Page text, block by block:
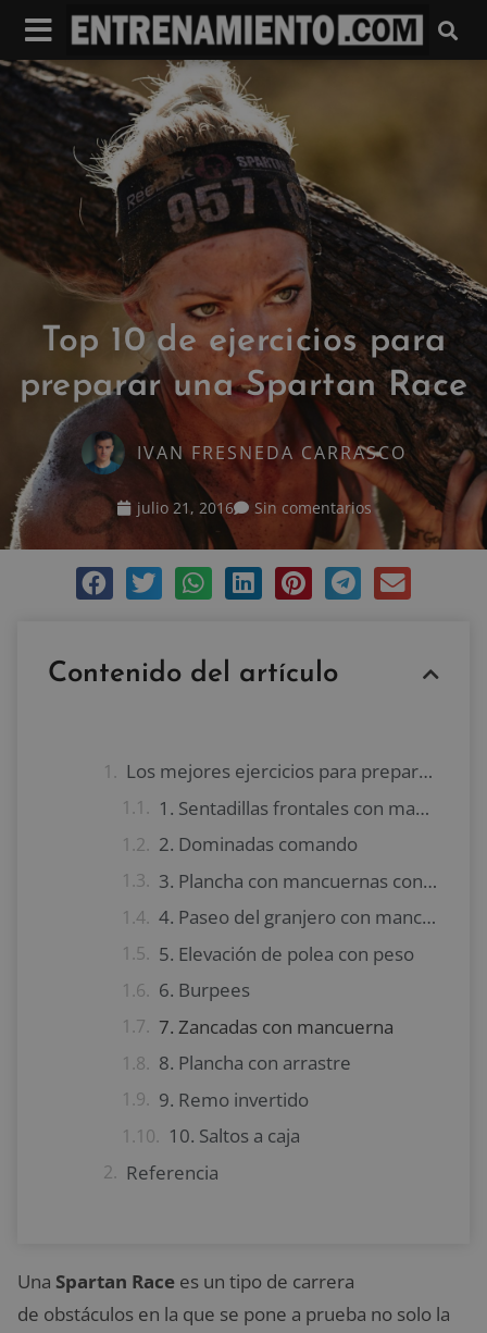
Top 10 de ejercicios para
preparar una Spartan Race
IVAN FRESNEDA CARRASCO
julio 21, 2016 Sin comentarios
Contenido del artículo
Los mejores ejercicios para preparar una Spartan Race
1. Sentadillas frontales con mancuernas o kettlebells
2. Dominadas comando
3. Plancha con mancuernas con arrastre
4. Paseo del granjero con mancuerna
5. Elevación de polea con peso
6. Burpees
7. Zancadas con mancuerna
8. Plancha con arrastre
9. Remo invertido
10. Saltos a caja
Referencia
Una Spartan Race es un tipo de carrera
de obstáculos en la que se pone a prueba no solo la